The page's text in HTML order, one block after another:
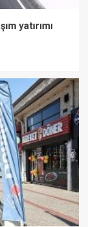
yatırımı